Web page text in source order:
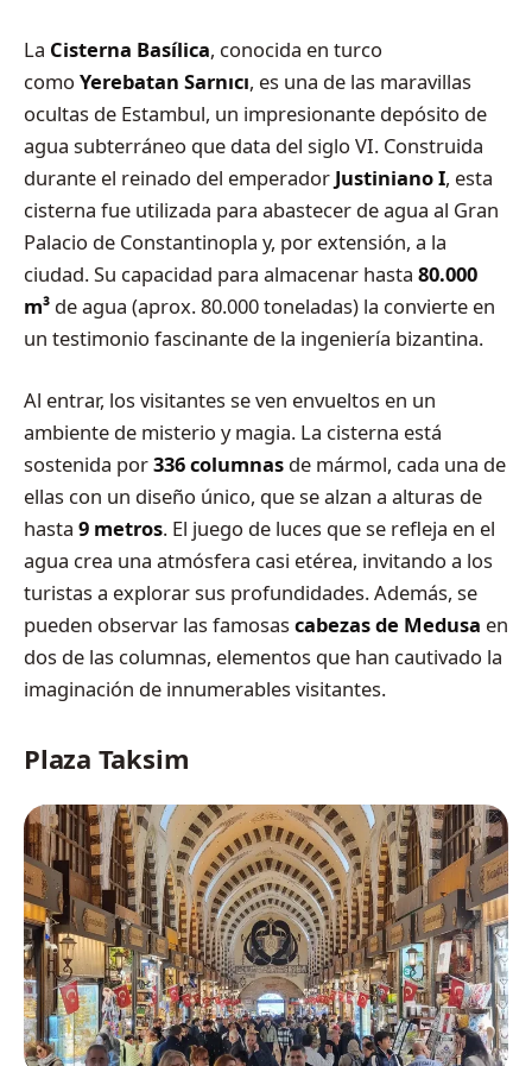
La Cisterna Basílica, conocida en turco
como Yerebatan Sarnıcı, es una de las maravillas
ocultas de Estambul, un impresionante depósito de
agua subterráneo que data del siglo VI. Construida
durante el reinado del emperador Justiniano I, esta
cisterna fue utilizada para abastecer de agua al Gran
Palacio de Constantinopla y, por extensión, a la
ciudad. Su capacidad para almacenar hasta 80.000
m³ de agua (aprox. 80.000 toneladas) la convierte en
un testimonio fascinante de la ingeniería bizantina.
Al entrar, los visitantes se ven envueltos en un
ambiente de misterio y magia. La cisterna está
sostenida por336 columnas de mármol, cada una de
ellas con un diseño único, que se alzan a alturas de
hasta 9 metros. El juego de luces que se refleja en el
agua crea una atmósfera casi etérea, invitando a los
turistas a explorar sus profundidades. Además, se
pueden observar las famosascabezas de Medusa en
dos de las columnas, elementos que han cautivado la
imaginación de innumerables visitantes.
Plaza Taksim